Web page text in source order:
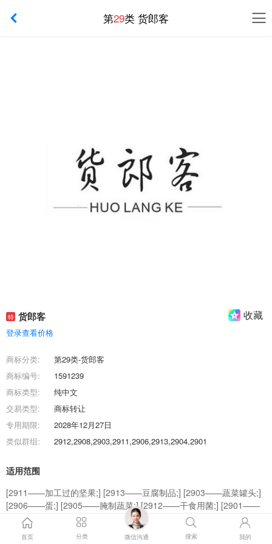
第29类 货郎客
特 货郎客 收藏
登录查看价格
商标分类:
第29类-货郎客
商标编号:
1591239
商标类型:
纯中文
交易类型:
商标转让
专用期限:
2028年12月27日
类似群组:
2912,2908,2903,2911,2906,2913,2904,2901
适用范围
[2911——加工过的坚果;] [2913——豆腐制品;] [2903——蔬菜罐头;]
[2906——蛋;] [2905——腌制蔬菜;] [2912——干食用菌;] [2901——
肉干;] [2911——以果蔬为主的零食小吃;] [2908——食用菜籽油;]
[2904——干枣;] [2904——以果蔬为主的零食小吃;]
首页 分类 微信沟通 搜索 我的